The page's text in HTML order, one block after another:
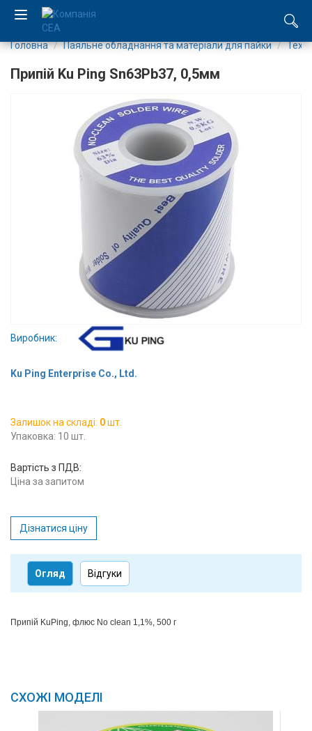
Компанія
Каталог
Виробництво
Новини
Вакансії
авторизація
Виробники
Контакти
Тех.
Блог
Головна Паяльне обладнання та матеріали для пайки
Припій Ku Ping Sn63Pb37, 0,5мм
Виробник:
Ku Ping Enterprise Co., Ltd.
Залишок на складі: 0шт.
Упаковка: 10 шт.
Вартість з ПДВ:
Ціна за запитом
Дізнатися ціну
Огляд Відгуки
Припій KuPing, флюс No clean 1,1%, 500 г
СХОЖІ МОДЕЛІ